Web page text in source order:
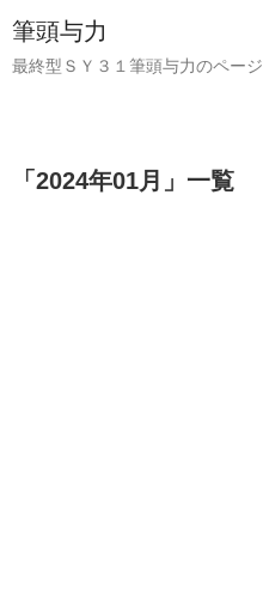
筆頭与力
最終型ＳＹ３１筆頭与力のページ
「 2024年01月 」 一覧